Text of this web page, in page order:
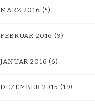
MÄRZ 2016 (5)
FEBRUAR 2016 (9)
JANUAR 2016 (6)
DEZEMBER 2015 (19)